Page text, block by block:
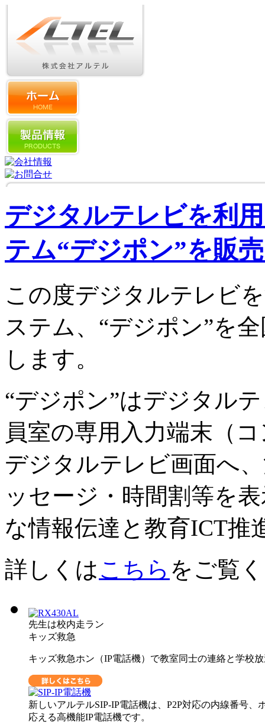
デジタルテレビを利
テム“デジポン”を販
この度デジタルテレビ
ステム、“デジポン”を
します。
“デジポン”はデジタル
員室の専用入力端末（
デジタルテレビ画面へ
ッセージ・時間割等を
な情報伝達と教育ICT推
詳しくはこちら をご覧
先生は校内走ラン
キッズ救急
キッズ救急ホン（IP電話機）で教室同士の連絡と学校
新しいアルテルSIP-IP電話機は、P2P対応の内線番号
応える高機能IP電話機です。